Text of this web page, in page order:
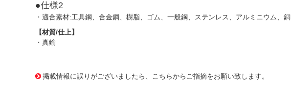
●仕様2
・適合素材:工具鋼、合金鋼、樹脂、ゴム、一般鋼、ステンレス、アルミニウム、銅
【材質/仕上】
・真鍮
掲載情報に誤りがございましたら、こちらからご指摘をお願い致します。